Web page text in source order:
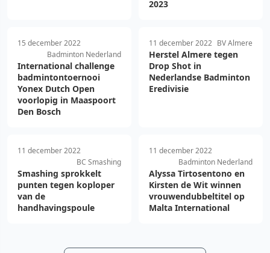
2023
15 december 2022
Badminton Nederland
International challenge
badmintontoernooi
Yonex Dutch Open
voorlopig in Maaspoort
Den Bosch
11 december 2022 BV Almere
Herstel Almere tegen
Drop Shot in
Nederlandse Badminton
Eredivisie
11 december 2022
BC Smashing
Smashing sprokkelt
punten tegen koploper
van de
handhavingspoule
11 december 2022
Badminton Nederland
Alyssa Tirtosentono en
Kirsten de Wit winnen
vrouwendubbeltitel op
Malta International